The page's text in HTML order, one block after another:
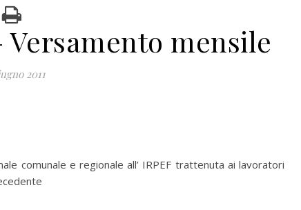
mensile
2011
comunale e regionale all’ IRPEF trattenuta ai lavoratori